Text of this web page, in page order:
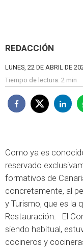
REDACCIÓN
LUNES, 22 DE ABRIL DE
Tiempo de lectura: 2 min
Como ya es
reservado
formativos de
concretamente, al
y Turismo, que es la
Restauración. El
siendo habitual,
cocineros y